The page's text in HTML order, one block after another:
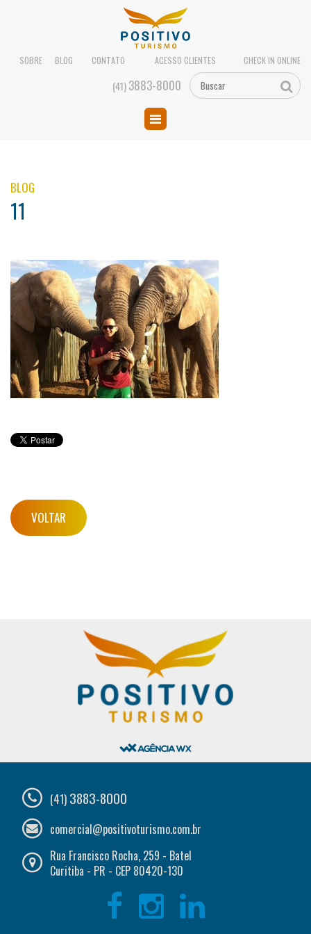
SOBRE BLOG CONTATO ACESSO CLIENTES CHECK IN ONLINE
(41)3883-8000
BLOG
11
VOLTAR
(41) 3883-8000
comercial@positivoturismo.com.br
Rua Francisco Rocha, 259 - Batel
Curitiba - PR - CEP 80420-130